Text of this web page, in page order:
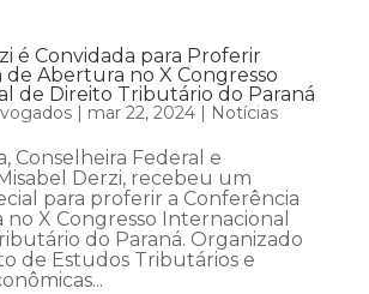
é Convidada para Proferir
de Abertura no X Congresso
de Direito Tributário do Paraná
| mar 22, 2024| Notícias
Conselheira Federal e
Derzi, recebeu um
para proferir a Conferência
X Congresso Internacional
do Paraná. Organizado
de Estudos Tributários e